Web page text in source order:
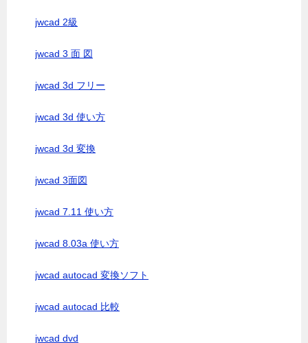
jwcad 2級
jwcad 3 面 図
jwcad 3d フリー
jwcad 3d 使い方
jwcad 3d 変換
jwcad 3面図
jwcad 7.11 使い方
jwcad 8.03a 使い方
jwcad autocad 変換ソフト
jwcad autocad 比較
jwcad dvd